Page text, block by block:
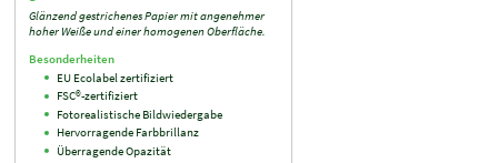
Glänzend gestrichenes Papier mit angenehmer
hoher Weiße und einer homogenen Oberfläche.
Besonderheiten
EU Ecolabel zertifiziert
FSC®-zertifiziert
Fotorealistische Bildwiedergabe
Hervorragende Farbbrillanz
Überragende Opazität